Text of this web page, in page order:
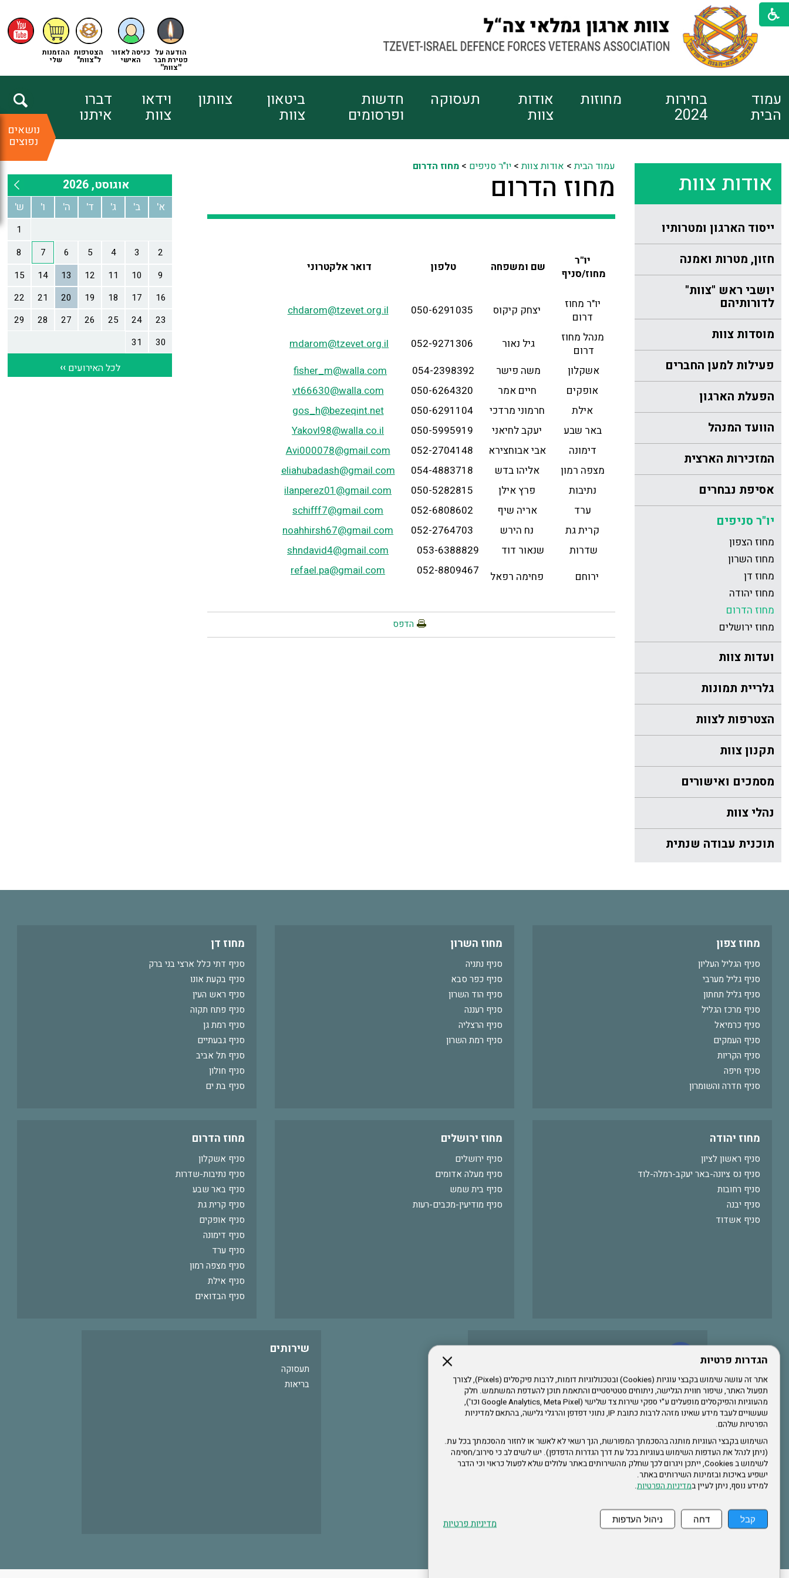
הגדרות פרטיות
אתר זה עושה שימוש בקבצי עוגיות (Cookies) ובטכנולוגיות דומות, לרבות פיקסלים (Pixels), לצורך
תפעול האתר, שיפור חווית הגלישה, ניתוחים סטטיסטיים והתאמת תוכן להעדפת המשתמש. חלק
מהעוגיות והפיקסלים מופעלים ע"י ספקי שירות צד שלישי (Google Analytics, Meta Pixel וכו'),
שעשויים לעבד מידע שאינו מזהה לרבות כתובת IP, נתוני דפדפן והרגלי גלישה, בהתאם למדיניות
הפרטיות שלהם.
השימוש בקבצי העוגיות מותנה בהסכמתך המפורשת, הנך רשאי לא לאשר או לחזור מהסכמתך בכל עת.
(ניתן לנהל את העדפות השימוש בעוגיות בכל עת דרך הגדרות הדפדפן). יש לשים לב כי סירוב/חסימה
לשימוש ב Cookies, ייתכן ויגרום לכך שחלק מהשירותים באתר עלולים שלא לפעול כראוי וכי הדבר
ישפיע באיכות ובזמינות השירותים באתר.
למידע נוסף, ניתן לעיין במדיניות הפרטיות.
קבל דחה ניהול העדפות מדיניות פרטיות
ההזמנות
שלי
הצטרפות
ל"צוות"
כניסה לאזור
האישי
הודעה על
פטירת חבר
''צוות''
עמוד
הבית
בחירות
2024
מחוזות אודות
צוות
תעסוקה חדשות
ופרסומים
ביטאון
צוות
צוותון וידאו
צוות
דברו
איתנו
נושאים
נפוצים
אודות צוות
ייסוד הארגון ומטרותיו
חזון, מטרות ואמנה
יושבי ראש "צוות"
לדורותיהם
מוסדות צוות
פעילות למען החברים
הפעלת הארגון
הוועד המנהל
המזכירות הארצית
אסיפת נבחרים
יו"ר סניפים
מחוז הצפון
מחוז השרון
מחוז דן
מחוז יהודה
מחוז הדרום
מחוז ירושלים
ועדות צוות
גלריית תמונות
הצטרפות לצוות
תקנון צוות
מסמכים ואישורים
נהלי צוות
תוכנית עבודה שנתית
עמוד הבית> אודות צוות>יו"ר סניפים >מחוז הדרום
מחוז הדרום
יו"ר
מחוז/סניף
שם ומשפחה טלפון דואר אלקטרוני
יו"ר מחוז
דרום
יצחק קיקוס 050-6291035
chdarom@tzevet.org.il
מנהל מחוז
דרום
גיל נאור 052-9271306
mdarom@tzevet.org.il
אשקלון
משה פישר 054-2398392
fisher_m@walla.com
אופקים
חיים אמר 050-6264320
vt66630@walla.com
אילת
חרמוני מרדכי 050-6291104
gos_h@bezeqint.net
באר שבע
יעקב לחיאני 050-5995919
Yakovl98@walla.co.il
דימונה
אבי אבוחצירא 052-2704148
Avi000078@gmail.com
מצפה רמון
אליהו בדש 054-4883718
eliahubadash@gmail.com
נתיבות
פרץ אילן 050-5282815
ilanperez01@gmail.com
ערד
אריה שיף 052-6808602
schifff7@gmail.com
קרית גת
נח הירש 052-2764703
noahhirsh67@gmail.com
שדרות
שנאור דוד 053-6388829
shndavid4@gmail.com
ירוחם
פחימה רפאל 052-8809467
refael.pa@gmail.com
הדפס
מחוז צפון
סניף הגליל העליון
סניף גליל מערבי
סניף גליל תחתון
סניף מרכז הגליל
סניף כרמיאל
סניף העמקים
סניף הקריות
סניף חיפה
סניף חדרה והשומרון
מחוז השרון
סניף נתניה
סניף כפר סבא
סניף הוד השרון
סניף רעננה
סניף הרצליה
סניף רמת השרון
מחוז דן
סניף דתי כלל ארצי בני ברק
סניף בקעת אונו
סניף ראש העין
סניף פתח תקוה
סניף רמת גן
סניף גבעתיים
סניף תל אביב
סניף חולון
סניף בת ים
מחוז יהודה
סניף ראשון לציון
סניף נס ציונה-באר יעקב-רמלה-לוד
סניף רחובות
סניף יבנה
סניף אשדוד
מחוז ירושלים
סניף ירושלים
סניף מעלה אדומים
סניף בית שמש
סניף מודיעין-מכבים-רעות
מחוז הדרום
סניף אשקלון
סניף נתיבות-שדרות
סניף באר שבע
סניף קרית גת
סניף אופקים
סניף דימונה
סניף ערד
סניף מצפה רמון
סניף אילת
סניף הבדואים
הרשמו לערוץ היוטיוב שלנו
אתר צה"ל
שירותים
תעסוקה
בריאות